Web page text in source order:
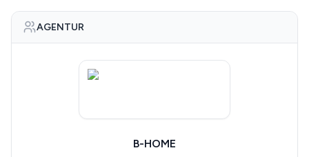
AGENTUR
B-HOME